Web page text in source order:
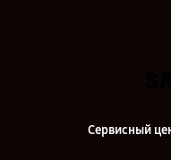
Сервисный